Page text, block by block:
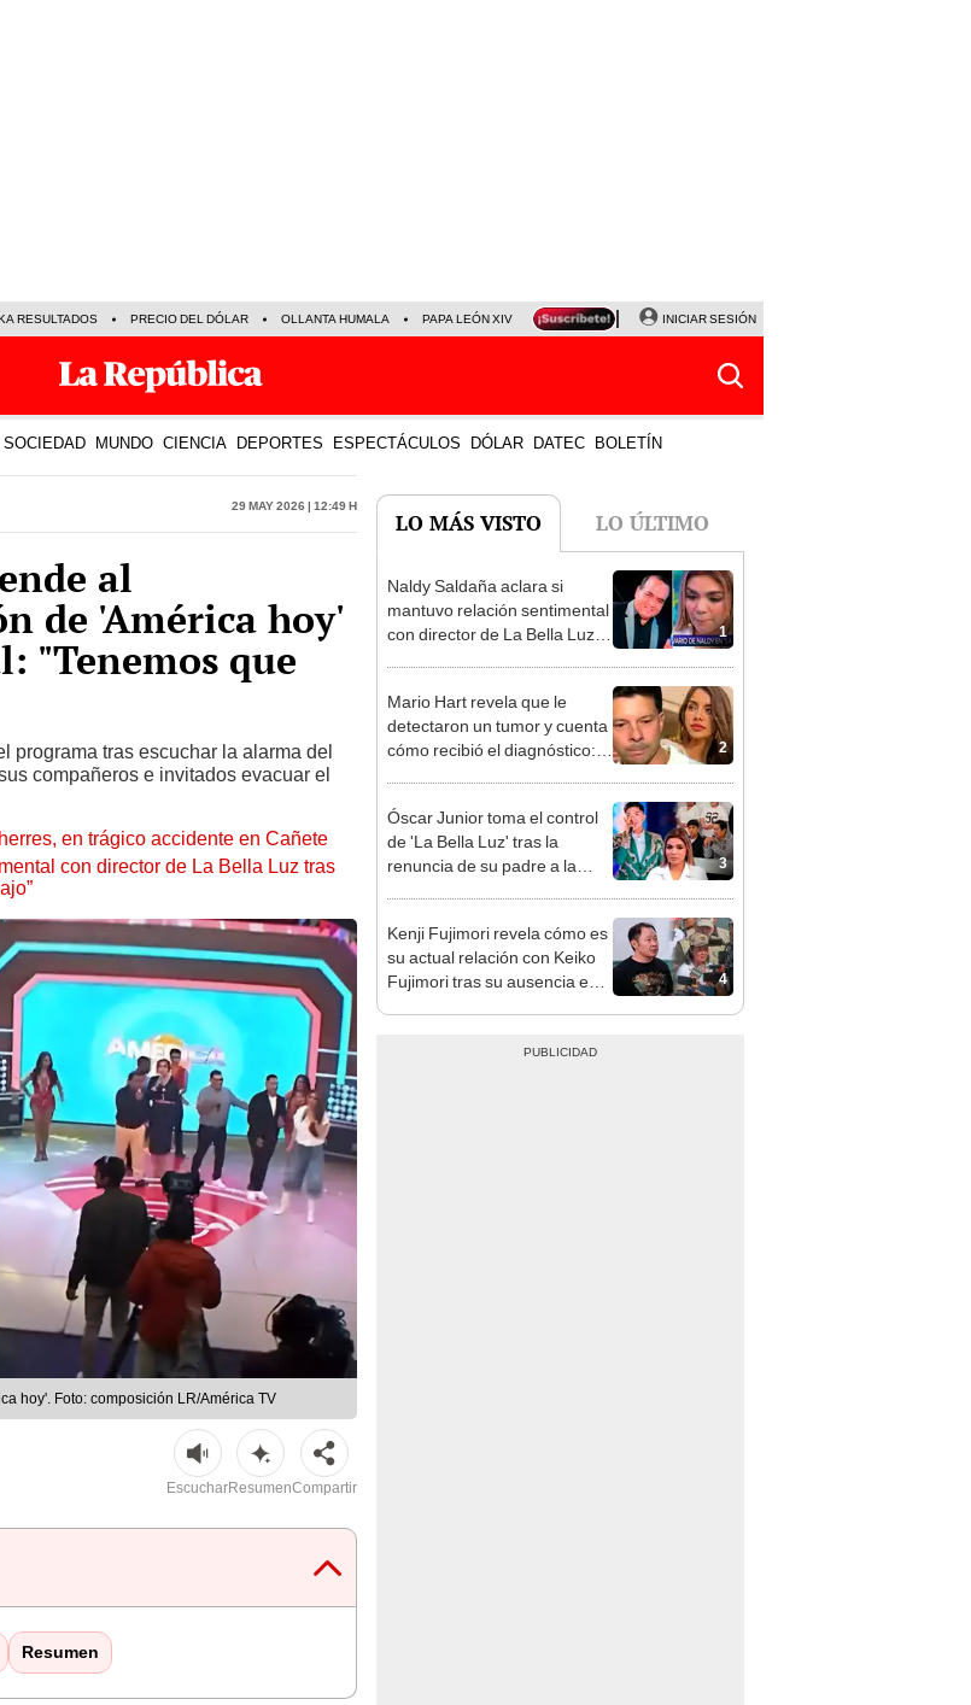
RESULTADOS PRECIO DEL DÓLAR OLLANTA HUMALA PAPA LEÓN XIV NALDY SALDAÑA LA BELLA LUZ
INICIAR SESIÓN
SOCIEDAD MUNDO CIENCIA DEPORTES ESPECTÁCULOS DÓLAR DATEC BOLETÍN
29 May 2026 | 12:49 h
al
de 'América hoy'
"Tenemos que
programa tras escuchar la alarma del
compañeros e invitados evacuar el
en trágico accidente en Cañete
con director de La Bella Luz tras
hoy'. Foto: composición LR/América TV
EscucharResumenCompartir
Resumen
LO MÁS VISTO LO ÚLTIMO
1
Naldy Saldaña aclara si
mantuvo relación sentimental
con director de La Bella Luz
bajo”
2
Mario Hart revela que le
detectaron un tumor y cuenta
cómo recibió el diagnóstico:
3
Óscar Junior toma el control
de 'La Bella Luz' tras la
renuncia de su padre a la
4
Kenji Fujimori revela cómo es
su actual relación con Keiko
Fujimori tras su ausencia en